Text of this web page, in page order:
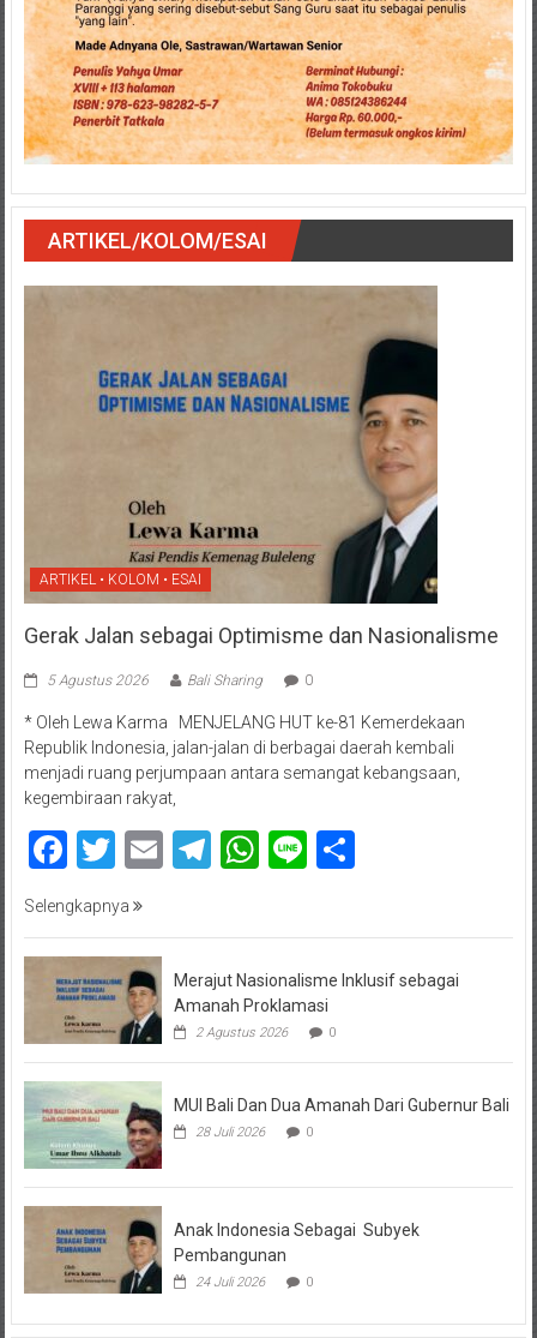
ARTIKEL/KOLOM/ESAI
ARTIKEL • KOLOM • ESAI
Gerak Jalan sebagai Optimisme dan Nasionalisme
5 Agustus 2026 Bali Sharing 0
* Oleh Lewa Karma MENJELANG HUT ke-81 Kemerdekaan
Republik Indonesia, jalan-jalan di berbagai daerah kembali
menjadi ruang perjumpaan antara semangat kebangsaan,
kegembiraan rakyat,
Facebook
Twitter
EmailTelegram
WhatsApp
LineShare
Selengkapnya
Merajut Nasionalisme Inklusif sebagai
Amanah Proklamasi
2 Agustus 2026 0
MUI Bali Dan Dua Amanah Dari Gubernur Bali
28 Juli 2026 0
Anak Indonesia Sebagai Subyek
Pembangunan
24 Juli 2026 0